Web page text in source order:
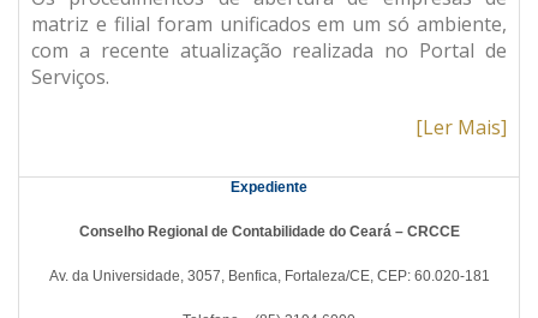
matriz e filial foram unificados em um só ambiente,
com a recente atualização realizada no Portal de
Serviços.
[Ler Mais]
Expediente
Conselho Regional de Contabilidade do Ceará – CRCCE
Av. da Universidade, 3057, Benfica, Fortaleza/CE, CEP: 60.020-181